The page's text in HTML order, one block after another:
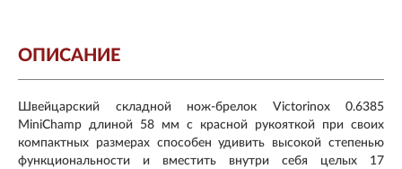
ОПИСАНИЕ
Швейцарский складной нож-брелок Victorinox 0.6385
MiniChamp длиной 58 мм с красной рукояткой при своих
компактных размерах способен удивить высокой степенью
функциональности и вместить внутри себя целых 17